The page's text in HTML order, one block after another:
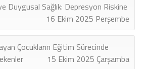
Duygusal Sağlık: Depresyon Riskine
16 Ekim 2025 Perşembe
Çocukların Eğitim Sürecinde
15 Ekim 2025 Çarşamba